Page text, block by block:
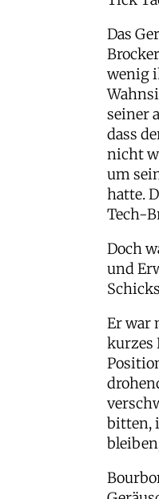
Das
wenig
seiner
dass
nicht
um
hatte.
Tech-
Doch
und
Er war
kurzes
bitten,